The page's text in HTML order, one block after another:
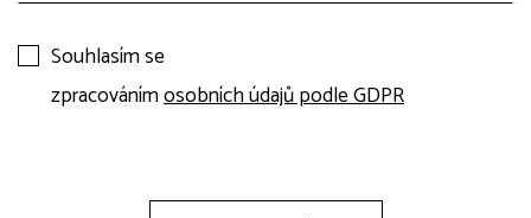
Souhlasím se
zpracovánímosobních údajů podle GDPR